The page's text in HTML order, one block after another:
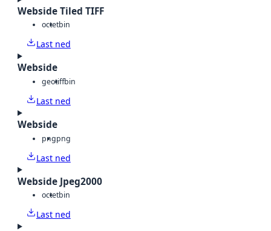
Webside Tiled TIFF
octetbin
Last ned
Webside
geotiffbin
Last ned
Webside
pngpng
Last ned
Webside Jpeg2000
octetbin
Last ned